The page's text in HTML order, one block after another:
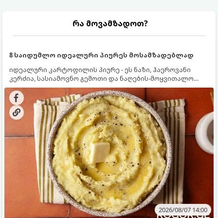
რა მოვამზადოთ?
8 საიდუმლო იდეალური პიურეს მოსამზადებლად
იდეალური კარტოფილის პიურე - ეს ნაზი, ჰაეროვანი
კერძია, სასიამოვნო გემოთი და ნაღების-მოყვითალო
ფერით. მისი მომზადება ძალიან მარტივია, მაგრამ
არსებობს რამდენიმე საიდუმლო, რომლებიც უნდა
იცოდეთ, რომ პიურე იდეალურად გემრიელი გამოვიდეს.
2026/08/07 14:00